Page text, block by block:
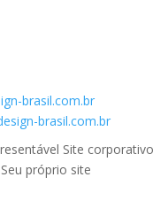
brasil.com.br
brasil.com.br
Site corporativo
próprio site